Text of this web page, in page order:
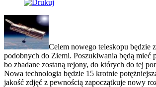
Celem nowego teleskopu będzie
podobnych do Ziemi. Poszukiwania będą mieć
bo zbadane zostaną rejony, do których do tej
Nowa technologia będzie 15 krotnie
jakość zdjęć z pewnością zapoczątkuje nowy